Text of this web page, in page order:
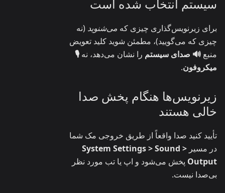
سیستم انتخاب شده است
برای زیرنویس‌گذاری چیزی که می‌شنوید (نه
چیزی که می‌گویید)، مطمئن شوید کلید تعویض
منبع 🔊 صدای سیستم را نشان می‌دهد، نه 🎙️
میکروفون.
زیرنویس‌ها هنگام پخش صدا
خالی هستند
تأیید کنید صدا واقعاً از طریق خروجی مک شما
در مسیر System Settings > Sound >
Output پخش می‌شود و اپ یا تب مورد نظر
بی‌صدا نیست.